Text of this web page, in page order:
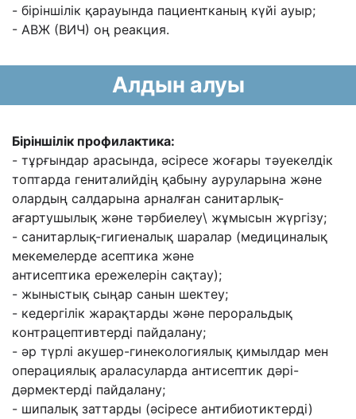
- біріншілік қарауында пациентканың күйі ауыр;
- АВЖ (ВИЧ) оң реакция.
Алдын алуы
Біріншілік профилактика:
- тұрғындар арасында, əсіресе жоғары тəуекелдік
топтарда гениталийдің қабыну ауруларына жəне
олардың салдарына арналған санитарлық-
ағартушылық жəне тəрбиелеу\ жұмысын жүргізу;
- санитарлық-гигиеналық шаралар (медициналық
мекемелерде асептика жəне
антисептика ережелерін сақтау);
- жыныстық сыңар санын шектеу;
- кедергілік жарақтарды жəне пероральдық
контрацептивтерді пайдалану;
- əр түрлі акушер-гинекологиялық қимылдар мен
операциялық араласуларда антисептик дəрі-
дəрмектерді пайдалану;
- шипалық заттарды (əсіресе антибиотиктерді)